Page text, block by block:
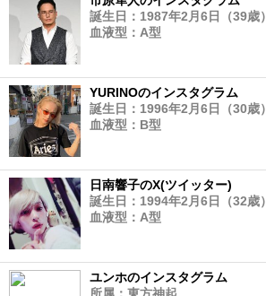
誕生日：1987年2月6日（39歳）
血液型：A型
YURINOのインスタグラム
誕生日：1996年2月6日（30歳）
血液型：B型
日南響子のX(ツイッター)
誕生日：1994年2月6日（32歳）
血液型：A型
ユンホのインスタグラム